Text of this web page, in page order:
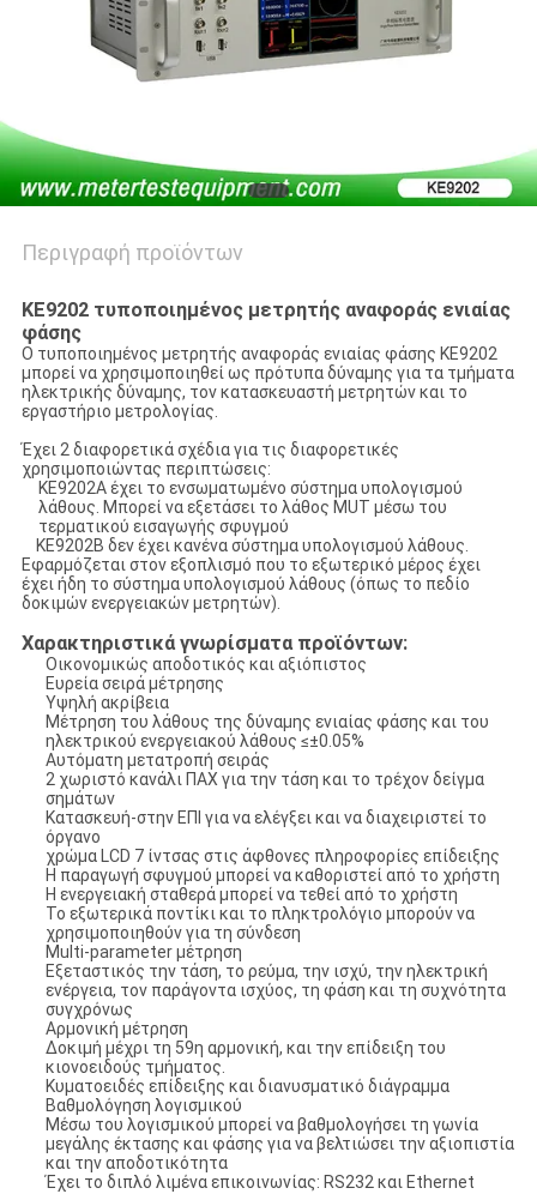
Περιγραφή προϊόντων
KE9202 τυποποιημένος μετρητής αναφοράς ενιαίας
φάσης
Ο τυποποιημένος μετρητής αναφοράς ενιαίας φάσης KE9202
μπορεί να χρησιμοποιηθεί ως πρότυπα δύναμης για τα τμήματα
ηλεκτρικής δύναμης, τον κατασκευαστή μετρητών και το
εργαστήριο μετρολογίας.
Έχει 2 διαφορετικά σχέδια για τις διαφορετικές
χρησιμοποιώντας περιπτώσεις:
KE9202A έχει το ενσωματωμένο σύστημα υπολογισμού
λάθους. Μπορεί να εξετάσει το λάθος MUT μέσω του
τερματικού εισαγωγής σφυγμού
KE9202B δεν έχει κανένα σύστημα υπολογισμού λάθους.
Εφαρμόζεται στον εξοπλισμό που το εξωτερικό μέρος έχει
έχει ήδη το σύστημα υπολογισμού λάθους (όπως το πεδίο
δοκιμών ενεργειακών μετρητών).
Χαρακτηριστικά γνωρίσματα προϊόντων:
Οικονομικώς αποδοτικός και αξιόπιστος
Ευρεία σειρά μέτρησης
Υψηλή ακρίβεια
Μέτρηση του λάθους της δύναμης ενιαίας φάσης και του
ηλεκτρικού ενεργειακού λάθους ≤±0.05%
Αυτόματη μετατροπή σειράς
2 χωριστό κανάλι ΠΑΧ για την τάση και το τρέχον δείγμα
σημάτων
Κατασκευή-στην ΕΠΙ για να ελέγξει και να διαχειριστεί το
όργανο
χρώμα LCD 7 ίντσας στις άφθονες πληροφορίες επίδειξης
Η παραγωγή σφυγμού μπορεί να καθοριστεί από το χρήστη
Η ενεργειακή σταθερά μπορεί να τεθεί από το χρήστη
Το εξωτερικά ποντίκι και το πληκτρολόγιο μπορούν να
χρησιμοποιηθούν για τη σύνδεση
Multi-parameter μέτρηση
Εξεταστικός την τάση, το ρεύμα, την ισχύ, την ηλεκτρική
ενέργεια, τον παράγοντα ισχύος, τη φάση και τη συχνότητα
συγχρόνως
Αρμονική μέτρηση
Δοκιμή μέχρι τη 59η αρμονική, και την επίδειξη του
κιονοειδούς τμήματος.
Κυματοειδές επίδειξης και διανυσματικό διάγραμμα
Βαθμολόγηση λογισμικού
Μέσω του λογισμικού μπορεί να βαθμολογήσει τη γωνία
μεγάλης έκτασης και φάσης για να βελτιώσει την αξιοπιστία
και την αποδοτικότητα
Έχει το διπλό λιμένα επικοινωνίας: RS232 και Ethernet